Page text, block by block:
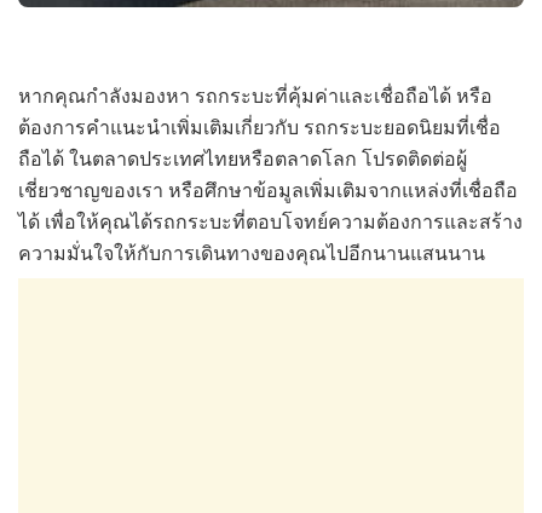
หากคุณกำลังมองหา รถกระบะที่คุ้มค่าและเชื่อถือได้ หรือ
ต้องการคำแนะนำเพิ่มเติมเกี่ยวกับ รถกระบะยอดนิยมที่เชื่อ
ถือได้ ในตลาดประเทศไทยหรือตลาดโลก โปรดติดต่อผู้
เชี่ยวชาญของเรา หรือศึกษาข้อมูลเพิ่มเติมจากแหล่งที่เชื่อถือ
ได้ เพื่อให้คุณได้รถกระบะที่ตอบโจทย์ความต้องการและสร้าง
ความมั่นใจให้กับการเดินทางของคุณไปอีกนานแสนนาน